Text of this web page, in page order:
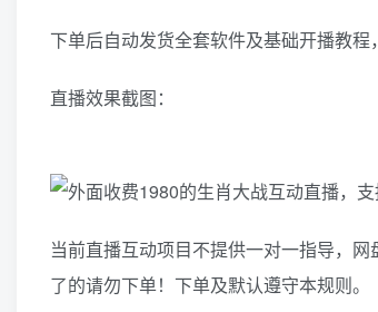
下单后自动发货全套软件及基础开播教
直播效果截图：
当前直播互动项目不提供一对一指导，
了的请勿下单！下单及默认遵守本规则。